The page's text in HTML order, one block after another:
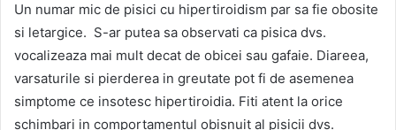
Un numar mic de pisici cu hipertiroidism par sa fie obosite
si letargice. S-ar putea sa observati ca pisica dvs.
vocalizeaza mai mult decat de obicei sau gafaie. Diareea,
varsaturile si pierderea in greutate pot fi de asemenea
simptome ce insotesc hipertiroidia. Fiti atent la orice
schimbari in comportamentul obisnuit al pisicii dvs.